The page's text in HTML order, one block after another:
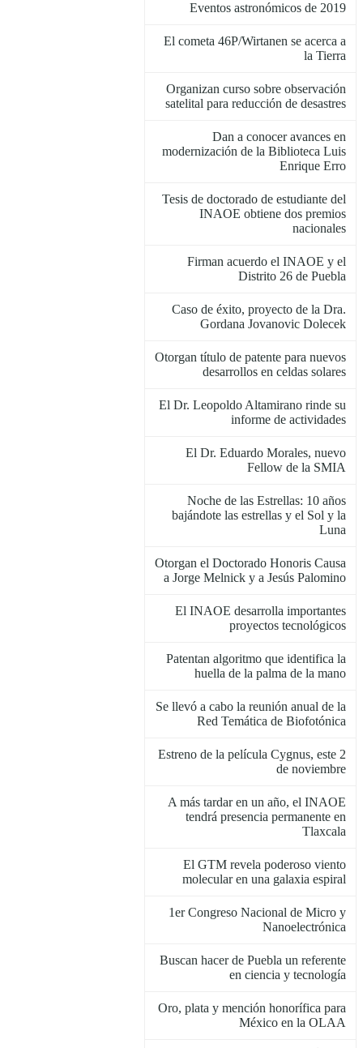
Eventos astronómicos de 2019
El cometa 46P/Wirtanen se acerca a
la Tierra
Organizan curso sobre observación
satelital para reducción de desastres
Dan a conocer avances en
modernización de la Biblioteca Luis
Enrique Erro
Tesis de doctorado de estudiante del
INAOE obtiene dos premios
nacionales
Firman acuerdo el INAOE y el
Distrito 26 de Puebla
Caso de éxito, proyecto de la Dra.
Gordana Jovanovic Dolecek
Otorgan título de patente para nuevos
desarrollos en celdas solares
El Dr. Leopoldo Altamirano rinde su
informe de actividades
El Dr. Eduardo Morales, nuevo
Fellow de la SMIA
Noche de las Estrellas: 10 años
bajándote las estrellas y el Sol y la
Luna
Otorgan el Doctorado Honoris Causa
a Jorge Melnick y a Jesús Palomino
El INAOE desarrolla importantes
proyectos tecnológicos
Patentan algoritmo que identifica la
huella de la palma de la mano
Se llevó a cabo la reunión anual de la
Red Temática de Biofotónica
Estreno de la película Cygnus, este 2
de noviembre
A más tardar en un año, el INAOE
tendrá presencia permanente en
Tlaxcala
El GTM revela poderoso viento
molecular en una galaxia espiral
1er Congreso Nacional de Micro y
Nanoelectrónica
Buscan hacer de Puebla un referente
en ciencia y tecnología
Oro, plata y mención honorífica para
México en la OLAA